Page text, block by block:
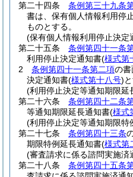
第二十四条
条例第三十九条
書は、保有個人情報利用停
ものとする。
(保有個人情報利用停止決定
第二十五条
条例第四十一条
利用停止決定通知書(様式第
2
条例第四十一条第二項の書
決定通知書(様式第十八号)
(利用停止決定等通知期限延
第二十六条
条例第四十二条
等通知期限延長通知書(様式
(利用停止決定等通知期限特
第二十七条
条例第四十三条
期限特例延長通知書(様式第
(審査請求に係る諮問実施済
第二十八条
条例第四十五条